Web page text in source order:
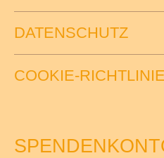
DATENSCHUTZ
COOKIE-